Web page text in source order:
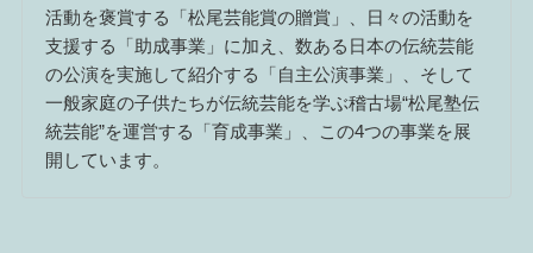
活動を褒賞する「松尾芸能賞の贈賞」、日々の活動を
支援する「助成事業」に加え、数ある日本の伝統芸能
の公演を実施して紹介する「自主公演事業」、そして
一般家庭の子供たちが伝統芸能を学ぶ稽古場“松尾塾伝
統芸能”を運営する「育成事業」、この4つの事業を展
開しています。